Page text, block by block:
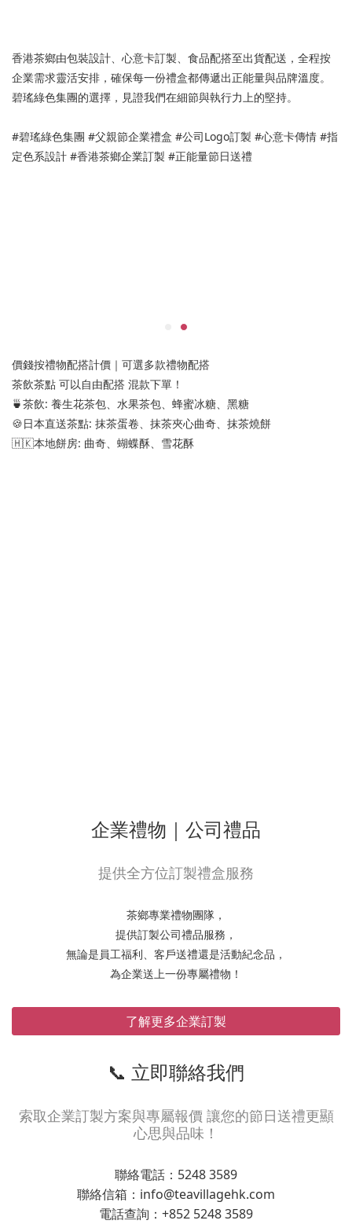
香港茶鄉由包裝設計、心意卡訂製、食品配搭至出貨配送，全程按
企業需求靈活安排，確保每一份禮盒都傳遞出正能量與品牌溫度。
碧瑤綠色集團的選擇，見證我們在細節與執行力上的堅持。
#碧瑤綠色集團 #父親節企業禮盒 #公司Logo訂製 #心意卡傳情 #指
定色系設計 #香港茶鄉企業訂製 #正能量節日送禮
價錢按禮物配搭計價｜可選多款禮物配搭
茶飲茶點 可以自由配搭 混款下單！
🍵茶飲: 養生花茶包、水果茶包、蜂蜜冰糖、黑糖
🍪日本直送茶點: 抹茶蛋卷、抹茶夾心曲奇、抹茶燒餅
🇭🇰本地餅房: 曲奇、蝴蝶酥、雪花酥
企業禮物｜公司禮品
提供全方位訂製禮盒服務
茶鄉專業禮物團隊，
提供訂製公司禮品服務，
無論是員工福利、客戶送禮還是活動紀念品，
為企業送上一份專屬禮物！
了解更多企業訂製
📞 立即聯絡我們
索取企業訂製方案與專屬報價 讓您的節日送禮更顯
心思與品味！
聯絡電話：5248 3589
聯絡信箱：info@teavillagehk.com
電話查詢：+852 5248 3589